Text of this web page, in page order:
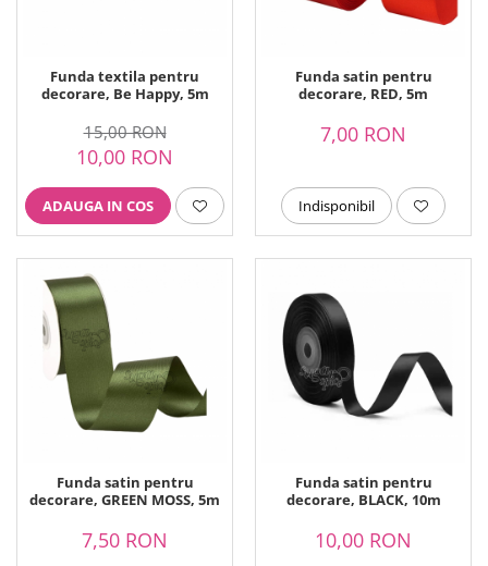
Funda textila pentru
decorare, Be Happy, 5m
15,00 RON
10,00 RON
ADAUGA IN COS
Funda satin pentru
decorare, RED, 5m
7,00 RON
Indisponibil
Funda satin pentru
decorare, GREEN MOSS, 5m
7,50 RON
Funda satin pentru
decorare, BLACK, 10m
10,00 RON